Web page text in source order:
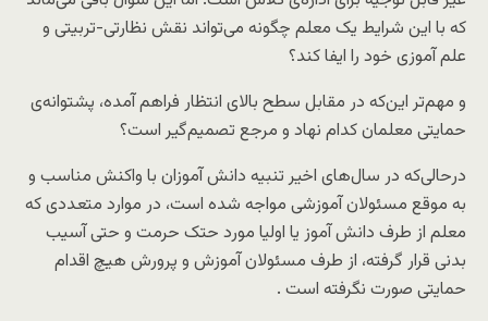
که با این شرایط یک معلم چگونه می‌تواند نقش نظارتی-تربیتی و
علم آموزی خود را ایفا کند؟
و مهم‌تر این‌که در مقابل سطح بالای انتظار فراهم آمده، پشتوانه‌ی
حمایتی معلمان کدام نهاد و مرجع تصمیم‌گیر است؟
درحالی‌که در سال‌های اخیر تنبیه دانش آموزان با واکنش مناسب و
به موقع مسئولان آموزشی مواجه شده است، در موارد متعددی که
معلم از طرف دانش آموز یا اولیا مورد حتک حرمت و حتی آسیب
بدنی قرار گرفته، از طرف مسئولان آموزش و پرورش هیچ اقدام
حمایتی صورت نگرفته است .